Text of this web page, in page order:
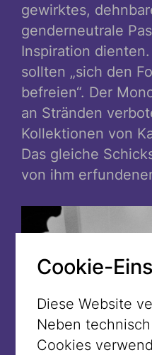
gewirktes,
genderneutrale
Inspiration
sollten „sich den
befreien“. Der
an Stränden
Kollektionen von
Das gleiche
von ihm
Cookie-
Diese Website
Neben
Cookies